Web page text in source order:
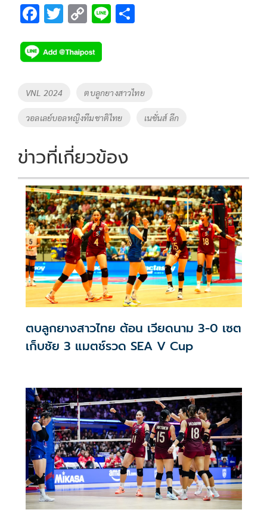
F
e
b
o
o
k
T
tt
er
C
p
y
Li
n
k
Li
Tags
VNL 2024 ตบลูกยางสาวไทย
วอลเลย์บอลหญิงทีมชาติไทย เนชั่นส์ ลีก
ข่าวที่เกี่ยวข้อง
ตบลูกยางสาวไทย ต้อน เวียดนาม 3-0 เซต
เก็บชัย 3 แมตช์รวด SEA V Cup